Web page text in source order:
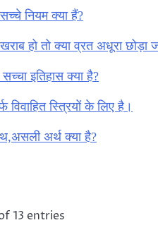
नियम क्या हैं?
हो तो क्या व्रत अधूरा छोड़ा
इतिहास क्या है?
विवाहित स्त्रियों के लिए है।
अर्थ क्या है?
13 entries